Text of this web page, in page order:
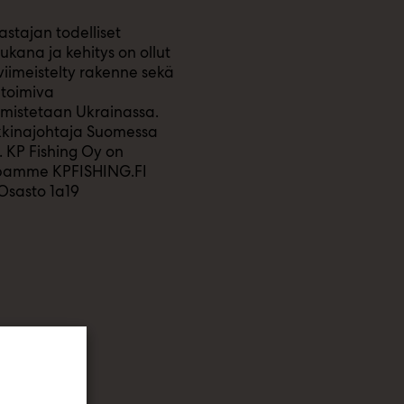
todelliset
ja kehitys on ollut
rakenne sekä
Ukrainassa.
Suomessa
Fishing Oy on
KPFISHING.FI
1a19